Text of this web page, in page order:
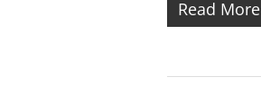
Read More